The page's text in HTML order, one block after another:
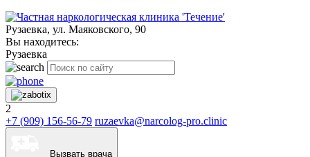
Рузаевка, ул. Маяковского, 90
Вы находитесь:
Рузаевка
2
+7 (909) 156-56-79 ruzaevka@narcolog-pro.clinic
Вызвать врача